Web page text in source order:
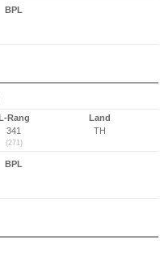
BPL
L-Rang
341
(271)
Land
TH
BPL